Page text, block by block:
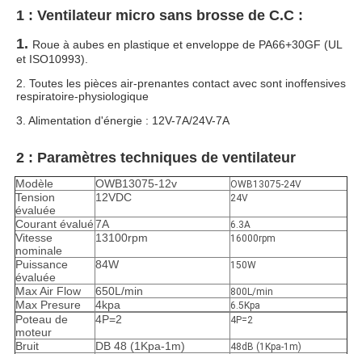
1 : Ventilateur micro sans brosse de C.C :
1. Roue à aubes en plastique et enveloppe de PA66+30GF (UL
et ISO10993).
2. Toutes les pièces air-prenantes contact avec sont inoffensives
respiratoire-physiologique
3. Alimentation d'énergie : 12V-7A/24V-7A
2 : Paramètres techniques de ventilateur
Modèle OWB13075-12v OWB13075-24V
Tension
évaluée
12VDC 24V
Courant évalué7A 6.3A
Vitesse
nominale
13100rpm 16000rpm
Puissance
évaluée
84W 150W
Max Air Flow 650L/min 800L/min
Max Presure 4kpa 6.5Kpa
Poteau de
moteur
4P=2 4P=2
Bruit DB 48 (1Kpa-1m) 48dB (1Kpa-1m)